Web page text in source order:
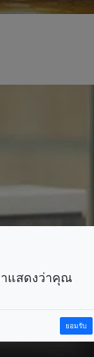
าแสดงว่าคุณ
ยอมรับ